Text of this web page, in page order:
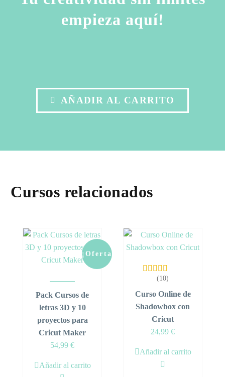
empieza aquí!
 AÑADIR AL CARRITO
Cursos relacionados
¡Oferta!
Pack Cursos de
letras 3D y 10
proyectos para
Cricut Maker
Original
was:
54,99 €Current
is:
Añadir al carrito
Valorado en
(10)
Curso Online de
Shadowbox con
Cricut
24,99 €
Añadir al carrito